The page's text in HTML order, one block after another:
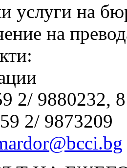
услуги на
на
2/ 9880232,
2/ 9873209